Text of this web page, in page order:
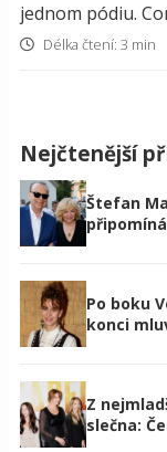
jednom pódiu.
Délka čtení: 3 min
Nejčtenější
Štefan
Po boku
konci
Z
slečna: